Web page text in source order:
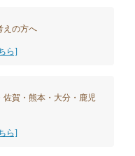
えの方へ
ら]
佐賀・熊本・大分・鹿児
ら]